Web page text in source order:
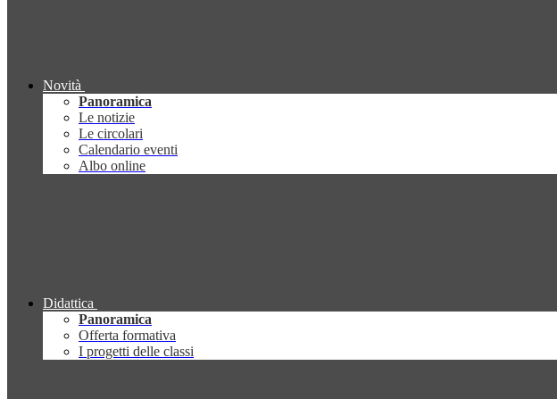
Novità
Panoramica
Le notizie
Le circolari
Calendario eventi
Albo online
Didattica
Panoramica
Offerta formativa
I progetti delle classi